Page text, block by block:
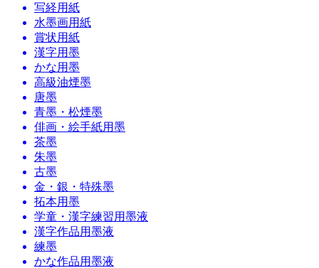
写経用紙
水墨画用紙
賞状用紙
漢字用墨
かな用墨
高級油煙墨
唐墨
青墨・松煙墨
俳画・絵手紙用墨
茶墨
朱墨
古墨
金・銀・特殊墨
拓本用墨
学童・漢字練習用墨液
漢字作品用墨液
練墨
かな作品用墨液